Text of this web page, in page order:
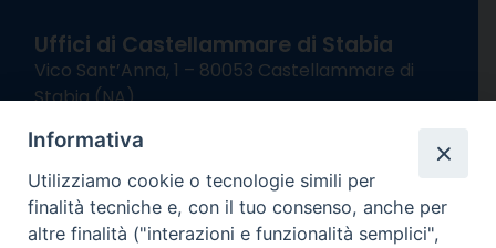
Uffici di Castellammare di Stabia
Vico Sant’Anna, 1 – 80053 Castellammare di
Stabia (NA)
Giorni ed Orari Apertura Uffici:
Lunedì e Mercoledì ore 09:00 – 13:00
Uffici Matrimoni:
Lunedì e Mercoledì ore 09:30 – 12:30
Informativa
Utilizziamo cookie o tecnologie simili per
finalità tecniche e, con il tuo consenso, anche per
altre finalità ("interazioni e funzionalità semplici",